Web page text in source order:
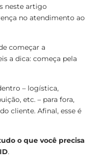
neste artigo
no atendimento ao
começar a
a dica: começa pela
– logística,
etc. – para fora,
cliente. Afinal, esse é
o que você precisa
.